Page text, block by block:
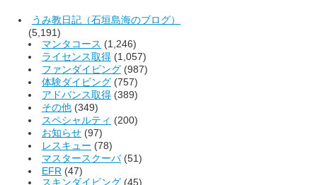
うみ教日記（石垣島海のブログ）
(5,191)
マンタコース (1,246)
ライセンス取得 (1,057)
ファンダイビング (987)
体験ダイビング (757)
アドバンス取得 (389)
その他 (349)
スペシャルティ (200)
お知らせ (97)
レスキュー (78)
マスタースクーバ(51)
EFR (47)
スキンダイビング (45)